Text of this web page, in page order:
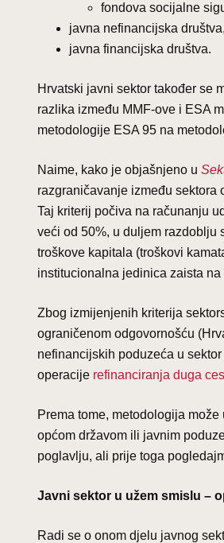
fondova socijalne
javna nefinancijska društva,
javna financijska društva.
Hrvatski javni sektor također se
razlika između MMF-ove i ESA
metodologije ESA 95 na
Naime, kako je objašnjeno u
razgraničavanje između sektora
Taj kriterij počiva na računanju
veći od 50%, u duljem razdoblju
troškove kapitala (troškovi
institucionalna jedinica zaista na
Zbog izmijenjenih kriterija
ograničenom odgovornošću
nefinancijskih poduzeća u
operacije refinanciranja duga
Prema tome, metodologija
općom državom ili javnim
poglavlju, ali prije toga
Javni sektor u užem smislu –
Radi se o onom djelu javnog